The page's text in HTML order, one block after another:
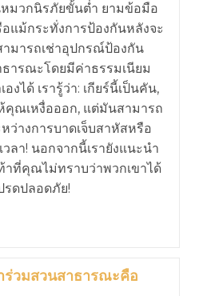
มวกนิรภัยขั้นต่ำ ยามข้อมือ
แม้กระทั่งการป้องกันหลังจะ
มารถเช่าอุปกรณ์ป้องกัน
ารณะโดยมีค่าธรรมเนียม
ได้ เรารู้ว่า: เกียร์นี้เป็นคัน,
ณเหงื่อออก, แต่มันสามารถ
ว่างการบาดเจ็บสาหัสหรือ
ลา! นอกจากนี้เรายังแนะนำ
าที่คุณไม่ทราบว่าพวกเขาได้
ดปลอดภัย!
ร่วมสวนสาธารณะคือ